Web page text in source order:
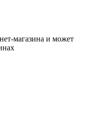
магазина и может